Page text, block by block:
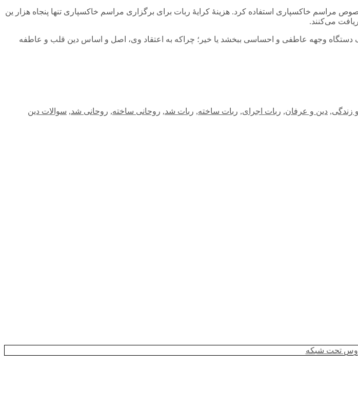
مراسم خاکسپاری استفاده کرد. هزینۀ کرایۀ ربات برای برگزاری مراسم خاکسپاری تنها پنجاه هزار ین
یک دستگاه وجهه عاطفی و احساسی ببخشد یا خیر؛ چراکه به اعتقاد وی، اصل و اساس دین قلب و عاطفه
زندگی, دین و عرفان, ربات اجرای, ربات ساخته, ربات شد, روحانی ساخته, روحانی شد, سوالات دین
تحت شبکه